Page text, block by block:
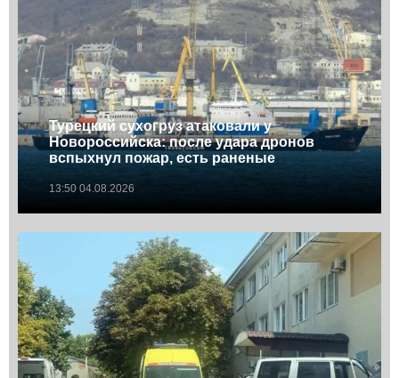
Турецкий сухогруз атаковали у
Новороссийска: после удара дронов
вспыхнул пожар, есть раненые
13:50 04.08.2026